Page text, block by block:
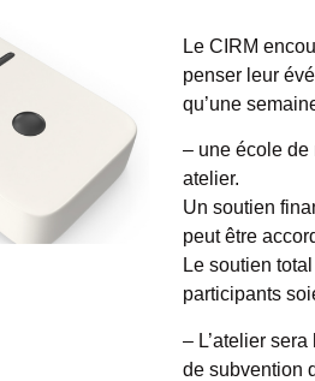
Le CIRM
penser leur
qu’une
– une école de
atelier.
Un soutien
peut être
Le soutien
participants
– L’atelier
de subvention